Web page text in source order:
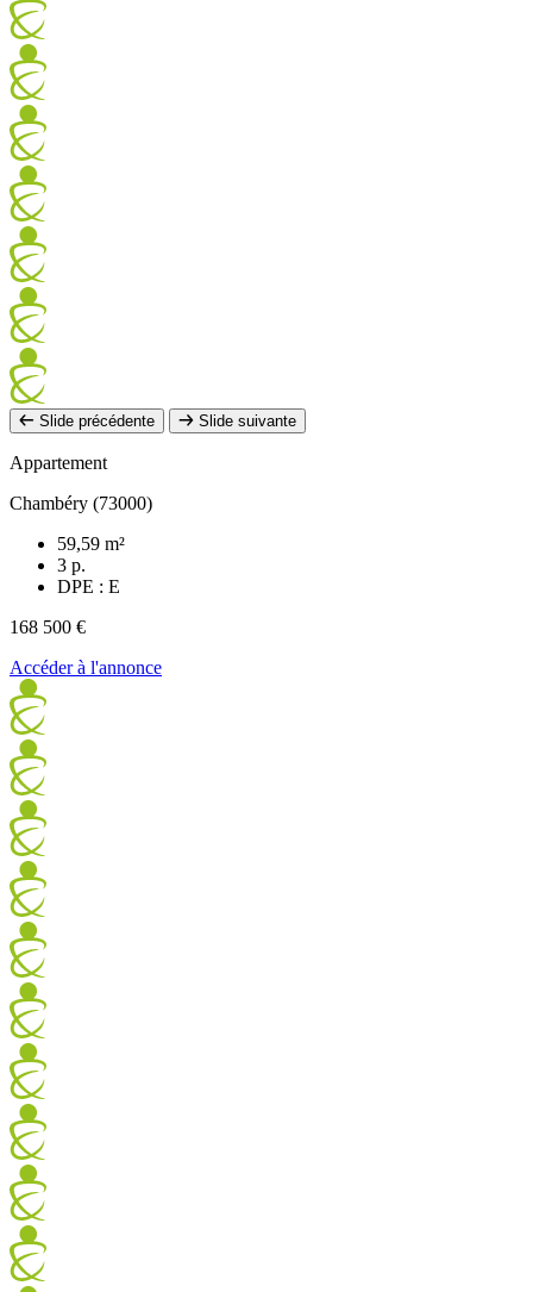
Slide précédente Slide suivante
Appartement
Chambéry (73000)
59,59 m²
3 p.
DPE : E
168 500 €
Accéder à l'annonce